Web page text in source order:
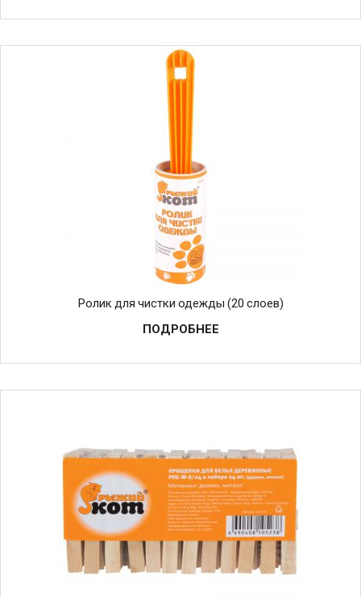
Ролик для чистки одежды (20 слоев)
ПОДРОБНЕЕ